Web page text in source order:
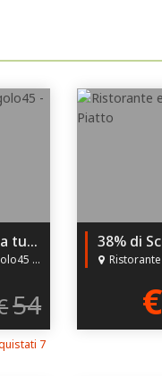
Menù Pizza di Coppia tutte le Sere con 28% di Sconto!
(RA)
54
7
Ristorante e
€